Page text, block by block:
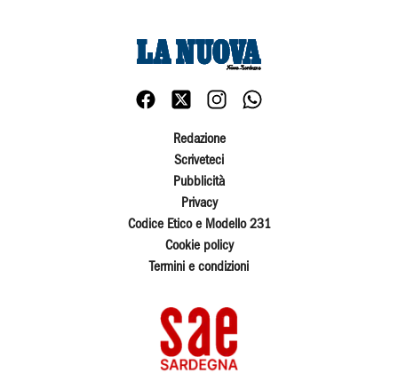
Redazione
Scriveteci
Pubblicità
Privacy
Codice Etico e Modello 231
Cookie policy
Termini e condizioni